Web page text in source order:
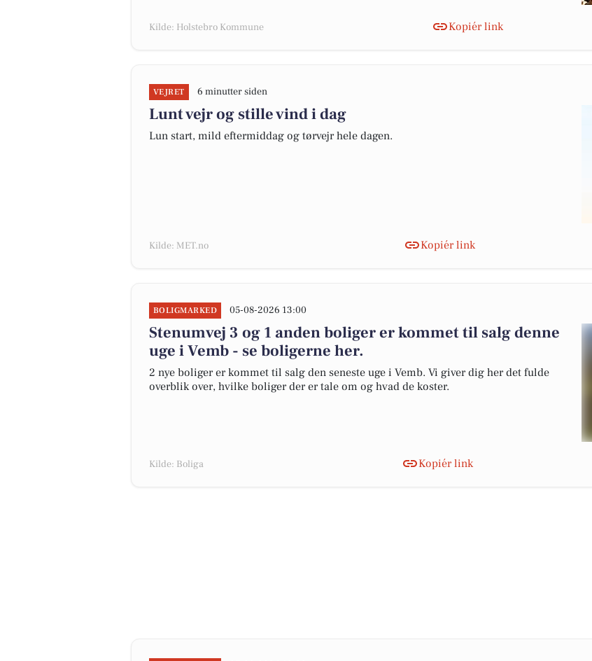
Kilde: Holstebro Kommune Kopiér link
VEJRET 6 minutter siden
Lunt vejr og stille vind i dag
Lun start, mild eftermiddag og tørvejr hele dagen.
Kilde: MET.no Kopiér link
BOLIGMARKED 05-08-2026 13:00
Stenumvej 3 og 1 anden boliger er kommet til salg denne
uge i Vemb - se boligerne her.
2 nye boliger er kommet til salg den seneste uge i Vemb. Vi giver dig her det fulde
overblik over, hvilke boliger der er tale om og hvad de koster.
Kilde: Boliga Kopiér link